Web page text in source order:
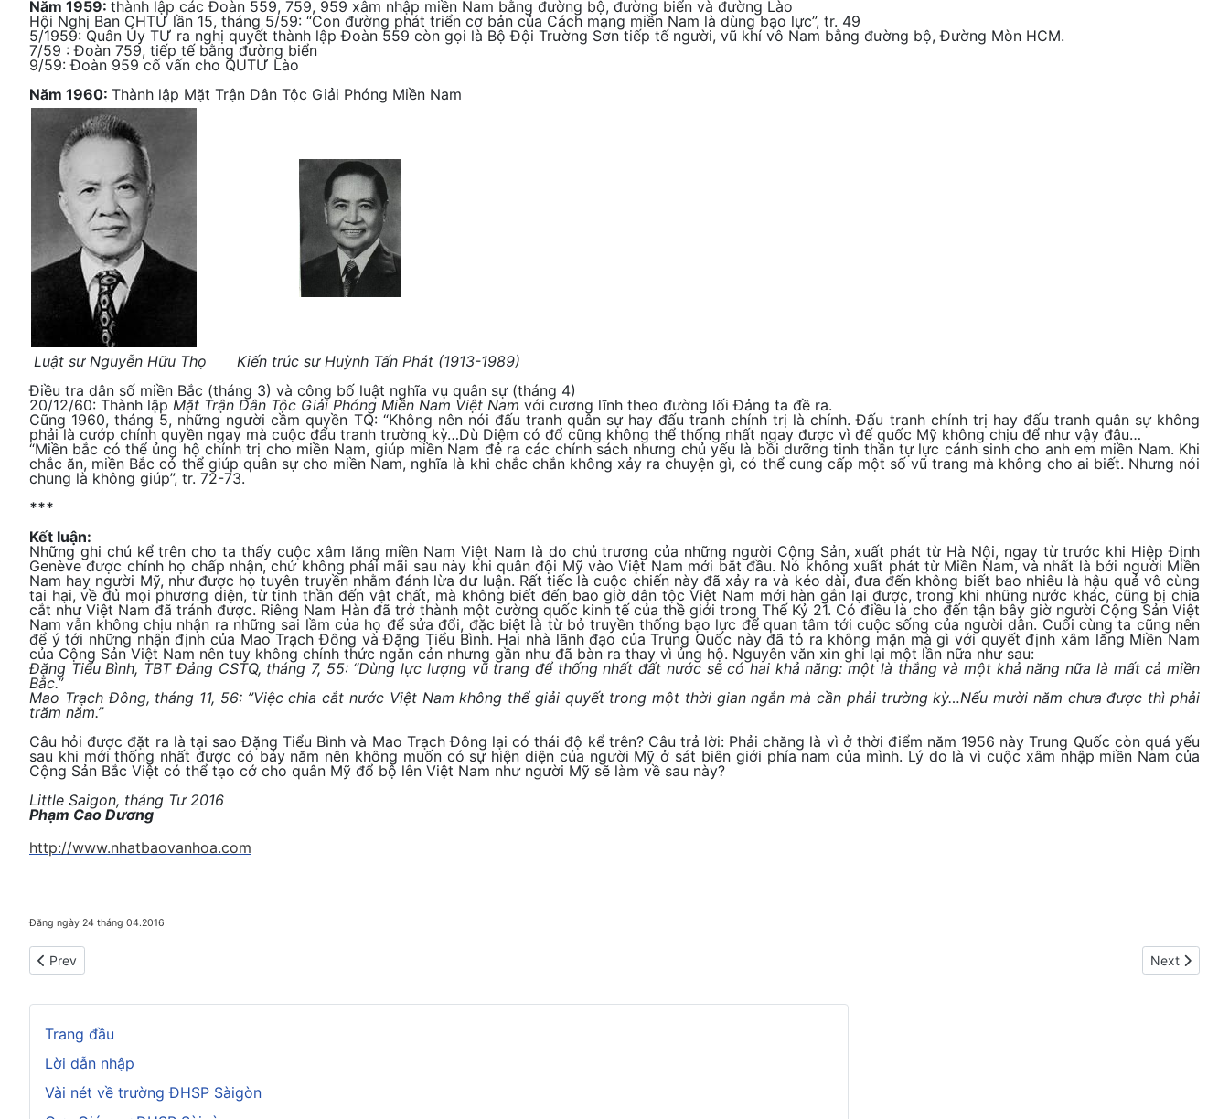
Trang đầu
Lời dẫn nhập
Vài nét về trường ĐHSP Sàigòn
Năm 1959: thành lập các Đoàn 559, 759, 959 xâm nhập miền Nam bằng đường bộ, đường biển và đường Lào
Hội Nghị Ban CHTƯ lần 15, tháng 5/59: “Con đường phát triển cơ bản của Cách mạng miền Nam là dùng bạo lực”, tr. 49
5/1959: Quân Ủy TƯ ra nghị quyết thành lập Đoàn 559 còn gọi là Bộ Đội Trường Sơn tiếp tế người, vũ khí vô Nam bằng đường bộ, Đường Mòn HCM.
7/59 : Đoàn 759, tiếp tế bằng đường biển
9/59: Đoàn 959 cố vấn cho QUTƯ Lào
Năm 1960: Thành lập Mặt Trận Dân Tộc Giải Phóng Miền Nam
Luật sư Nguyễn Hữu Thọ
Kiến trúc sư Huỳnh Tấn Phát (1913-1989)
Điều tra dân số miền Bắc (tháng 3) và công bố luật nghĩa vụ quân sự (tháng 4)
20/12/60: Thành lập Mặt Trận Dân Tộc Giải Phóng Miền Nam Việt Nam với cương lĩnh theo đường lối Đảng ta đề ra.
Cũng 1960, tháng 5, những người cầm quyền TQ: “Không nên nói đấu tranh quân sự hay đấu tranh chính trị là chính. Đấu tranh chính trị hay đấu tranh quân sự không
phải là cướp chính quyền ngay mà cuộc đấu tranh trường kỳ…Dù Diệm có đổ cũng không thể thống nhất ngay được vì đế quốc Mỹ không chịu để như vậy đâu…
“Miền bắc có thể ủng hộ chính trị cho miền Nam, giúp miền Nam đẻ ra các chính sách nhưng chủ yếu là bồi dưỡng tinh thần tự lực cánh sinh cho anh em miền Nam. Khi
chắc ăn, miền Bắc có thể giúp quân sự cho miền Nam, nghĩa là khi chắc chắn không xảy ra chuyện gì, có thể cung cấp một số vũ trang mà không cho ai biết. Nhưng nói
chung là không giúp”, tr. 72-73.
***
Kết luận:
Những ghi chú kể trên cho ta thấy cuộc xâm lăng miền Nam Việt Nam là do chủ trương của những người Cộng Sản, xuất phát từ Hà Nội, ngay từ trước khi Hiệp Định
Genève được chính họ chấp nhận, chứ không phải mãi sau này khi quân đội Mỹ vào Việt Nam mới bắt đầu. Nó không xuất phát từ Miền Nam, và nhất là bởi người Miền
Nam hay người Mỹ, như được họ tuyên truyền nhằm đánh lừa dư luận. Rất tiếc là cuộc chiến này đã xảy ra và kéo dài, đưa đến không biết bao nhiêu là hậu quả vô cùng
tai hại, về đủ mọi phương diện, từ tinh thần đến vật chất, mà không biết đến bao giờ dân tộc Việt Nam mới hàn gắn lại được, trong khi những nước khác, cũng bị chia
cắt như Việt Nam đã tránh được. Riêng Nam Hàn đã trở thành một cường quốc kinh tế của thề giới trong Thế Kỷ 21. Có điều là cho đến tận bây giờ người Cộng Sản Việt
Nam vẫn không chịu nhận ra những sai lầm của họ để sửa đổi, đặc biệt là từ bỏ truyền thống bạo lực để quan tâm tới cuộc sống của người dân. Cuối cùng ta cũng nên
để ý tới những nhận định của Mao Trạch Đông và Đặng Tiểu Bình. Hai nhà lãnh đạo của Trung Quốc này đã tỏ ra không mặn mà gì với quyết định xâm lăng Miền Nam
của Cộng Sản Việt Nam nên tuy không chính thức ngăn cản nhưng gần như đã bàn ra thay vì ủng hộ. Nguyên văn xin ghi lại một lần nữa như sau:
Đặng Tiểu Bình, TBT Đảng CSTQ, tháng 7, 55: “Dùng lực lượng vũ trang để thống nhất đất nước sẽ có hai khả năng: một là thắng và một khả năng nữa là mất cả miền
Bắc.”
Mao Trạch Đông, tháng 11, 56: ”Việc chia cắt nước Việt Nam không thể giải quyết trong một thời gian ngắn mà cần phải trường kỳ…Nếu mười năm chưa được thì phải
trăm năm.”
Câu hỏi được đặt ra là tại sao Đặng Tiểu Bình và Mao Trạch Đông lại có thái độ kể trên? Câu trả lời: Phải chăng là vì ở thời điểm năm 1956 này Trung Quốc còn quá yếu
sau khi mới thống nhất được có bảy năm nên không muốn có sự hiện diện của người Mỹ ở sát biên giới phía nam của mình. Lý do là vì cuộc xâm nhập miền Nam của
Cộng Sản Bắc Việt có thể tạo cớ cho quân Mỹ đổ bộ lên Việt Nam như người Mỹ sẽ làm về sau này?
Little Saigon, tháng Tư 2016
Phạm Cao Dương
http://www.nhatbaovanhoa.com
Đăng ngày 24 tháng 04.2016
Previous article: Sự hình thành của siêu quốc gia VN thiên niên kỷ thứ ba
Prev Next article:
Next